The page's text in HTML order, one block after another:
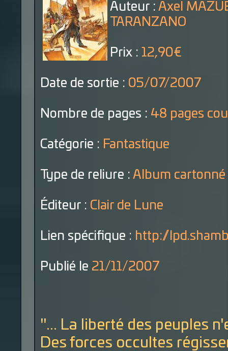
Auteur : Axel
TARANZANO
Prix : 12,90€
Date de sortie : 05/07/2007
Nombre de pages : 48 pages
Catégorie : Fantastique
Type de reliure : Album cartonné
Éditeur : Clair de Lune
Lien spécifique : http://
Publié le 21/11/2007
"... La liberté des peuples
Des forces occultes